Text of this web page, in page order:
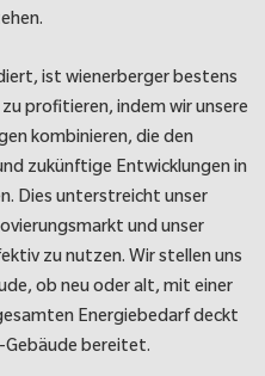
ist wienerberger bestens
profitieren, indem wir unsere
kombinieren, die den
zukünftige Entwicklungen in
Dies unterstreicht unser
und unser
zu nutzen. Wir stellen uns
ob neu oder alt, mit einer
Energiebedarf deckt
bereitet.